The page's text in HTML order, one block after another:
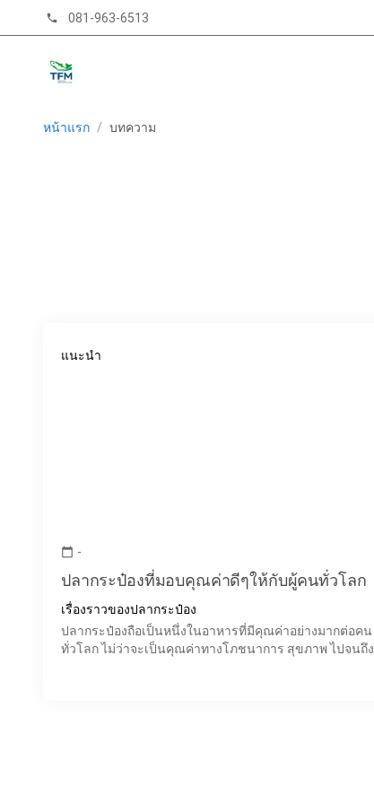
phone 081-963-6513
หน้าแรก / บทความ
แนะนำ
calendar_today -
ปลากระป๋องที่มอบคุณค่าดีๆให้กับผู้คนทั่วโลก
เรื่องราวของปลากระป๋อง
ปลากระป๋องถือเป็นหนึ่งในอาหารที่มีคุณค่าอย่างมากต่อคน
ทั่วโลก ไม่ว่าจะเป็นคุณค่าทางโภชนาการ สุขภาพ ไปจนถึง